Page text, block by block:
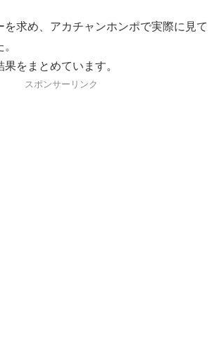
を求め、アカチャンホンポで実際に見て
をまとめています。
スポンサーリンク